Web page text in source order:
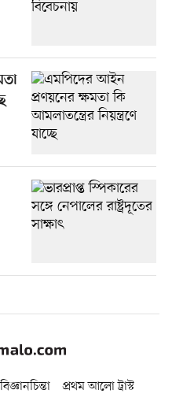
বিজ্ঞানচিন্তা
প্রথম আলো ট্রাস্ট